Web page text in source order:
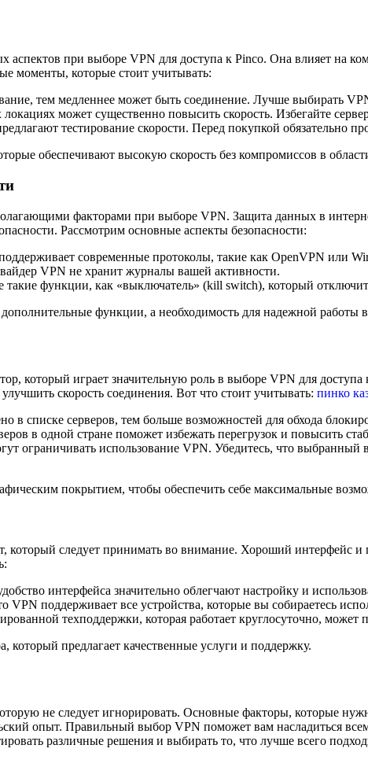
при выборе VPN для доступа к Pinco. Она влияет на
моменты, которые стоит учитывать:
тем медленнее может быть соединение. Лучше выбирать
может существенно повысить скорость. Избегайте
тестирование скорости. Перед покупкой обязательно
обеспечивают высокую скорость без компромиссов в
факторами при выборе VPN. Защита данных в
Рассмотрим основные аспекты безопасности:
современные протоколы, такие как OpenVPN или
VPN не хранит журналы вашей активности.
функции, как «выключатель» (kill switch), который
функции, а необходимость для надежной работы
который играет значительную роль в выборе VPN для доступа
скорость соединения. Вот что стоит учитывать: пинко
в списке серверов, тем больше возможностей для обхода
в одной стране поможет избежать перегрузок и повысить
ограничивать использование VPN. Убедитесь, что выбранный
покрытием, чтобы обеспечить себе максимальные
следует принимать во внимание. Хороший интерфейс и
интерфейса значительно облегчают настройку и
VPN поддерживает все устройства, которые вы собираетесь
техподдержки, которая работает круглосуточно,
который предлагает качественные услуги и поддержку.
не следует игнорировать. Основные факторы, которые
опыт. Правильный выбор VPN поможет вам насладиться
различные решения и выбирать то, что лучше всего